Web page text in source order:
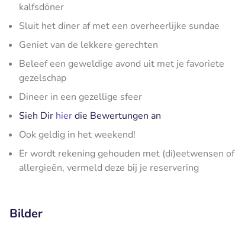
kalfsdöner
Sluit het diner af met een overheerlijke sundae
Geniet van de lekkere gerechten
Beleef een geweldige avond uit met je favoriete
gezelschap
Dineer in een gezellige sfeer
Sieh Dir hierdie Bewertungen an
Ook geldig in het weekend!
Er wordt rekening gehouden met (di)eetwensen of
allergieën, vermeld deze bij je reservering
Bilder